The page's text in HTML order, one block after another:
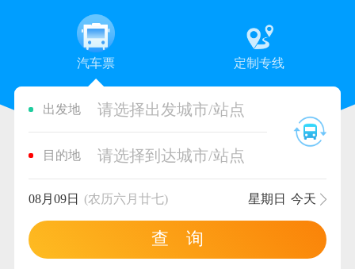
汽车票 定制专线
出发地 请选择出发城市/站点
目的地 请选择到达城市/站点
08月09日 (农历六月廿七) 星期日 今天
查 询